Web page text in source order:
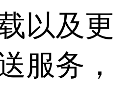
以及更
服务，